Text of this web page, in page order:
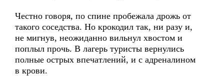
Честно говоря, по спине пробежала дрожь от
такого соседства. Но крокодил так, ни разу и,
не мигнув, неожиданно вильнул хвостом и
поплыл прочь. В лагерь туристы вернулись
полные острых впечатлений, и с адреналином
в крови.